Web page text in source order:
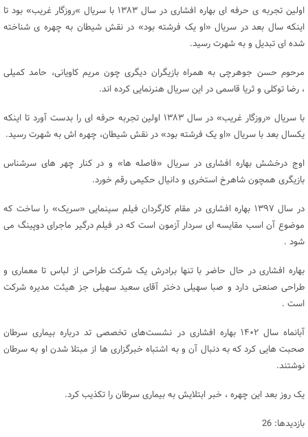
اولین تجربه ی حرفه ای بهاره افشاری در سال ۱۳۸۳ با سریال »روزگار غریب» بود تا
اینکه سال بعد در سریال «او یک فرشته بود» در نقش شیطان به چهره ی شناخته
شده ای تبدیل و به شهرت رسید.
مرحوم حسن جوهرچی به همراه بازیگران دیگری چون مریم کاویانی، حامد کمیلی
، رضا توکلی و ثریا قاسمی در این سریال هنرنمایی کرده اند.
با سریال «روزگار غریب» در سال ۱۳۸۳ اولین تجربه حرفه ای را بدست آورد تا اینکه
یکسال بعد با سریال «او یک فرشته بود» در نقش شیطان، چهره اش به شهرت رسید.
اوج درخشش بهاره افشاری در سریال «فاصله ها» و در کنار چهر های سرشناس
بازیگری همچون شاهرخ استخری و دانیال حکیمی رقم خورد.
در سال ۱۳۹۷ بهاره افشاری در مقام کارگردان فیلم سینمایی «سریک» را ساخت که
موضوع آن اسب مقایسه ای سردار آزمون است که در فیلم درگیر ماجرای دوپینگ می
شود .
بهاره افشاری در حال حاضر با تنها برادرش یک شرکت طراحی از لباس تا معماری و
طراحی صنعتی دارد و صبا سهیلی دختر آقای سعید سهیلی جز هیئت مدیره شرکت
است .
آبانماه سال ۱۴۰۲ بهاره افشاری در نشست‌های تخصصی تد درباره بیماری سرطان
صحبت هایی کرد که به دنبال آن و به اشتباه خبرگزاری ها از مبتلا شدن او به سرطان
نوشتند.
یک روز بعد این چهره ، خبر ابتلایش به بیماری سرطان را تکذیب کرد.
بازدیدها: 26